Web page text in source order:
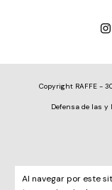
Al navegar por este
Copyright RAFFE -
Defensa de las y